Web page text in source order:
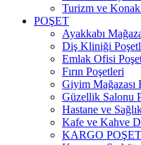
Turizm ve
POŞET
Ayakkabı
Diş Kliniği
Emlak Ofisi
Fırın Poşetleri
Giyim Mağazası
Güzellik Salonu
Hastane ve
Kafe ve Kahve
KARGO